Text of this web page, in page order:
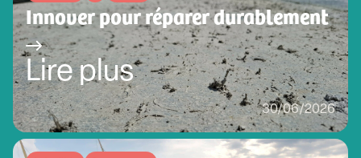
Innover pour réparer durablement
Lire plus
30/06/2026